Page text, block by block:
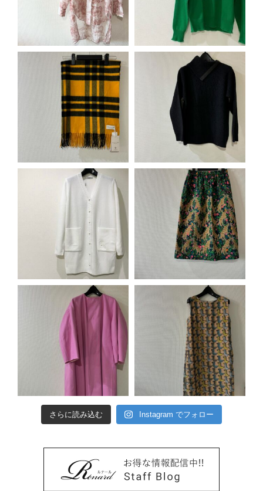
さらに読み込む Instagram でフォロー